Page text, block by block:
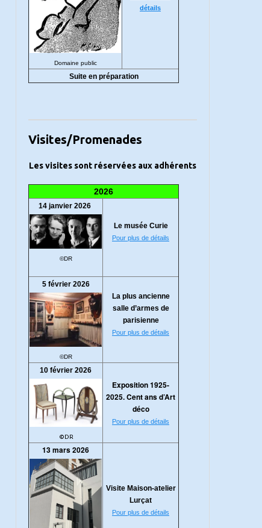
Domaine public
détails
Suite en préparation
Visites/Promenades
Les visites sont réservées aux adhérents
2026
14 janvier 2026
©DR
Le musée Curie
Pour plus de détails
5 février 2026
©DR
La plus ancienne
salle d’armes de
parisienne
Pour plus de détails
10 février 2026
©DR
Exposition 1925-
2025. Cent ans d’Art
déco
Pour plus de détails
13 mars 2026
Visite Maison-atelier
Lurçat
Pour plus de détails